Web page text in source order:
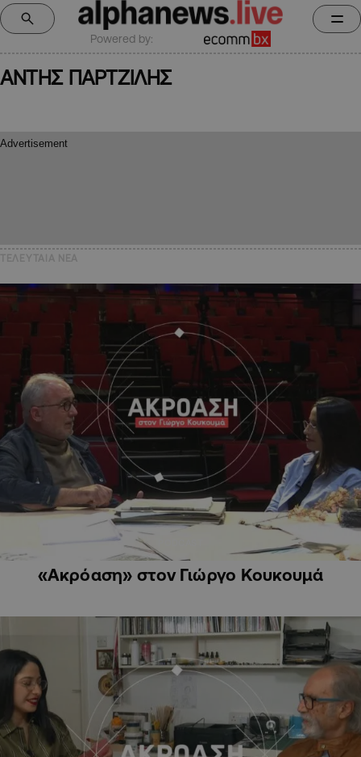
Powered by:
ΑΝΤΗΣ ΠΑΡΤΖΙΛΗΣ
«Ακρόαση» στον Γιώργο Κουκουμά